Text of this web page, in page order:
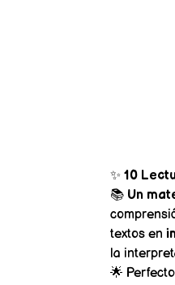
✨ 10
📚 Un
textos en
la
🌟